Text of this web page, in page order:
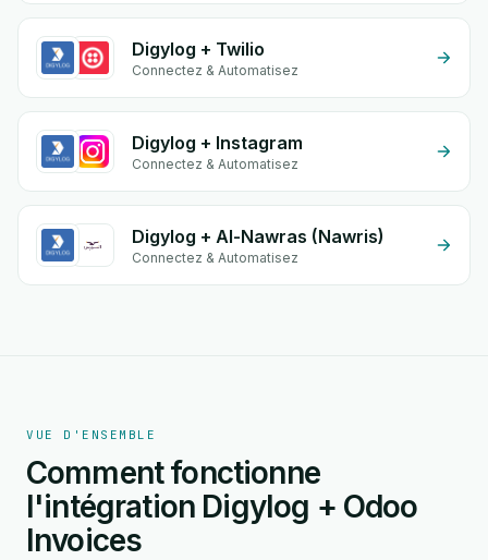
Digylog + Twilio
Connectez & Automatisez
Digylog + Instagram
Connectez & Automatisez
Digylog + Al-Nawras (Nawris)
Connectez & Automatisez
VUE D'ENSEMBLE
Comment fonctionne
l'intégration Digylog + Odoo
Invoices